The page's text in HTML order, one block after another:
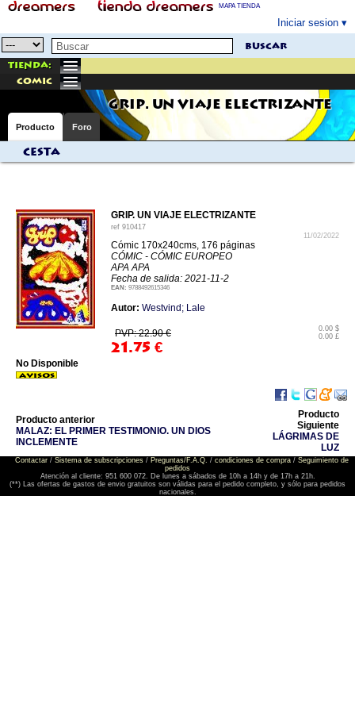
MAPA TIENDA
Iniciar sesion
buscar
Tienda:
comic
GRIP. UN VIAJE ELECTRIZANTE
Producto Foro
Cesta
GRIP. UN VIAJE ELECTRIZANTE
ref 910417
11/02/2022
Cómic 170x240cms, 176 páginas
CÓMIC - CÓMIC EUROPEO
APA APA
Fecha de salida: 2021-11-2
EAN: 9788492615346
Autor: Westvind; Lale
PVP: 22.90 €
21.75 €
0.00 $
0.00 £
No Disponible
Producto anterior
MALAZ: EL PRIMER TESTIMONIO. UN DIOS
INCLEMENTE
Producto
Siguiente
LÁGRIMAS DE
LUZ
Contactar/ Sistema de subscripciones/ Preguntas/F.A.Q. / condiciones de compra/ Seguimiento de
pedidos
Atención al cliente: 951 600 072. De lunes a sábados de 10h a 14h y de 17h a 21h.
(**) Las ofertas de gastos de envio gratuitos son válidas para el pedido completo, y sólo para pedidos
nacionales.